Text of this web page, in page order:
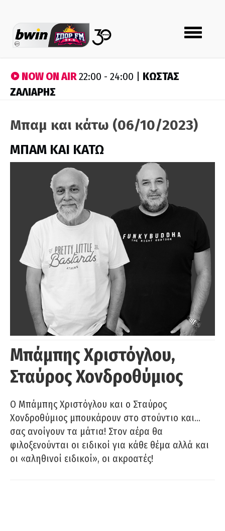
Toggle
navigation
NOW ON AIR22:00 - 24:00 | ΚΩΣΤΑΣ
ΖΑΛΙΑΡΗΣ
Μπαμ και κάτω (06/10/2023)
ΜΠΑΜ ΚΑΙ ΚΑΤΩ
Μπάμπης Χριστόγλου,
Σταύρος Χονδροθύμιος
O Μπάμπης Χριστόγλου και ο Σταύρος
Χονδροθύμιος μπουκάρουν στο στούντιο και…
σας ανοίγουν τα μάτια! Στον αέρα θα
φιλοξενούνται οι ειδικοί για κάθε θέμα αλλά και
οι «αληθινοί ειδικοί», οι ακροατές!